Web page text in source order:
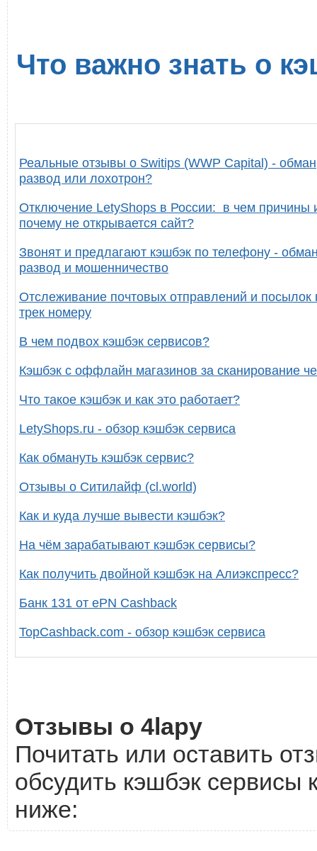
Что важно знать о
Реальные отзывы о Switips (WWP Capital) -
развод или лохотрон?
Отключение LetyShops в России: в чем причины
почему не открывается сайт?
Звонят и предлагают кэшбэк по телефону -
развод и мошенничество
Отслеживание почтовых отправлений и посылок
трек номеру
В чем подвох кэшбэк сервисов?
Кэшбэк с оффлайн магазинов за сканирование
Что такое кэшбэк и как это работает?
LetyShops.ru - обзор кэшбэк сервиса
Как обмануть кэшбэк сервис?
Отзывы о Ситилайф (cl.world)
Как и куда лучше вывести кэшбэк?
На чём зарабатывают кэшбэк сервисы?
Как получить двойной кэшбэк на Алиэкспресс?
Банк 131 от ePN Cashback
TopCashback.com - обзор кэшбэк сервиса
Отзывы о 4lapy
Почитать или оставить
обсудить кэшбэк сервисы
ниже: